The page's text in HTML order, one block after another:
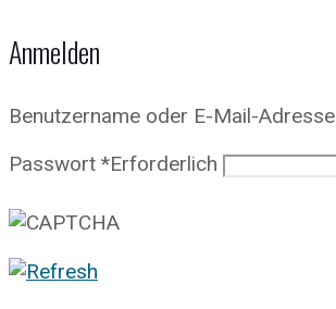
Anmelden
Benutzername oder E-Mail-Adresse
Passwort *Erforderlich